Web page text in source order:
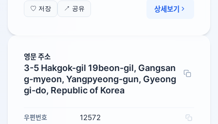
♡ 저장 ↗ 공유 상세보기
영문 주소
3-5 Hakgok-gil 19beon-gil, Gangsan
g-myeon, Yangpyeong-gun, Gyeong
gi-do, Republic of Korea
우편번호 12572